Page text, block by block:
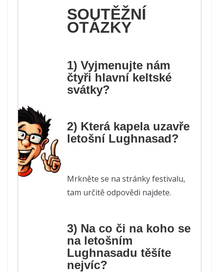
SOUTĚŽNÍ
OTÁZKY
1) Vyjmenujte nám
čtyři hlavní keltské
svátky?
2) Která kapela uzavře
letošní Lughnasad?
Mrkněte se na stránky festivalu,
tam určitě odpovědi najdete.
3) Na co či na koho se
na letošním
Lughnasadu těšíte
nejvíc?